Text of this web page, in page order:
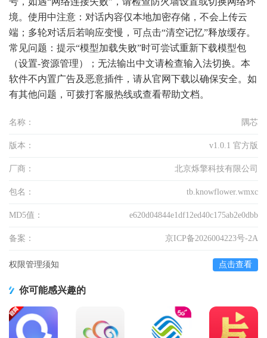
境。使用中注意：对话内容仅本地加密存储，不会上传云
端；多轮对话后若响应变慢，可点击“清空记忆”释放缓存。
常见问题：提示“模型加载失败”时可尝试重新下载模型包
（设置-资源管理）；无法输出中文请检查输入法切换。本
软件不内置广告及恶意插件，请从官网下载以确保安全。如
有其他问题，可拨打客服热线或查看帮助文档。
名称： 隅芯
版本： v1.0.1 官方版
厂商： 北京烁擎科技有限公司
包名： tb.knowflower.wmxc
MD5值： e620d04844e1df12ed40c175ab2e0dbb
备案： 京ICP备2026004223号-2A
权限管理须知 点击查看
你可能感兴趣的